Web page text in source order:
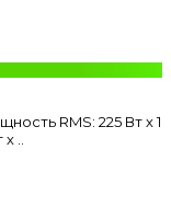
RMS: 225 Вт х 1
..